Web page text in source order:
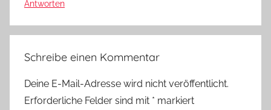
Antworten
Schreibe einen Kommentar
Deine E-Mail-Adresse wird nicht veröffentlicht.
Erforderliche Felder sind mit * markiert